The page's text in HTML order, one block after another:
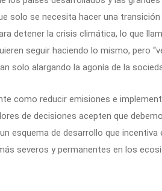
solo se necesita hacer una
detener la crisis climática, lo que
seguir haciendo lo mismo, pero
solo alargando la agonía de la
como reducir emisiones e
de decisiones acepten que
esquema de desarrollo que
severos y permanentes en los